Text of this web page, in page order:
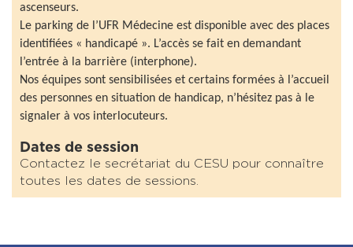
ascenseurs.
Le parking de l’UFR Médecine est disponible avec des places
identifiées « handicapé ». L’accès se fait en demandant
l’entrée à la barrière (interphone).
Nos équipes sont sensibilisées et certains formées à l’accueil
des personnes en situation de handicap, n’hésitez pas à le
signaler à vos interlocuteurs.
Dates de session
Contactez le secrétariat du CESU pour connaître
toutes les dates de sessions.